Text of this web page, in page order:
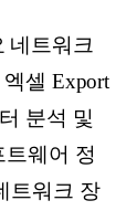
네트워크
셀 Export
분석 및
트웨어 정
트워크 장